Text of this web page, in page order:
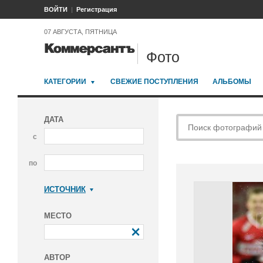
ВОЙТИ Регистрация
07 АВГУСТА, ПЯТНИЦА
Фото
КАТЕГОРИИ СВЕЖИЕ ПОСТУПЛЕНИЯ АЛЬБОМЫ
ДАТА
с
по
ИСТОЧНИК
МЕСТО
АВТОР